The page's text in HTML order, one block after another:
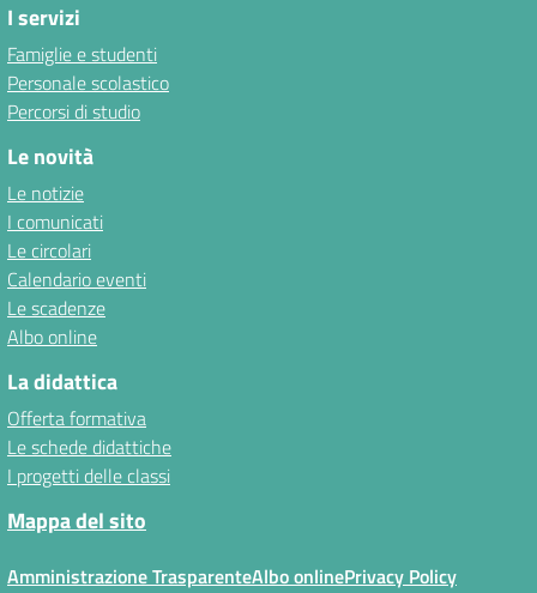
I servizi
Famiglie e studenti
Personale scolastico
Percorsi di studio
Le novità
Le notizie
I comunicati
Le circolari
Calendario eventi
Le scadenze
Albo online
La didattica
Offerta formativa
Le schede didattiche
I progetti delle classi
Mappa del sito
Amministrazione TrasparenteAlbo onlinePrivacy Policy